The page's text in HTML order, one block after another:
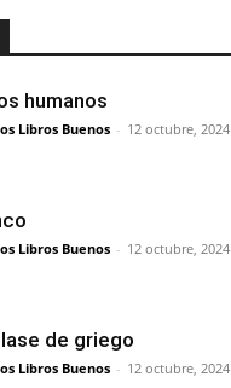
humanos
Libros Buenos - 12 octubre, 2024
Libros Buenos - 12 octubre, 2024
de griego
Libros Buenos - 12 octubre, 2024